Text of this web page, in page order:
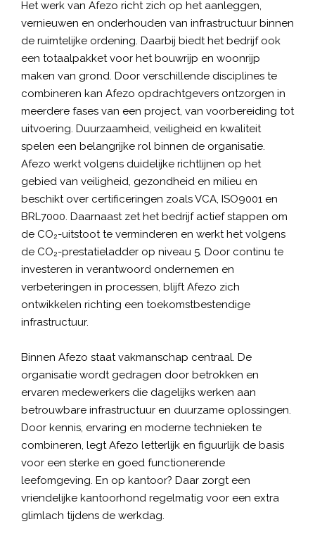
Het werk van Afezo richt zich op het aanleggen,
vernieuwen en onderhouden van infrastructuur binnen
de ruimtelijke ordening. Daarbij biedt het bedrijf ook
een totaalpakket voor het bouwrijp en woonrijp
maken van grond. Door verschillende disciplines te
combineren kan Afezo opdrachtgevers ontzorgen in
meerdere fases van een project, van voorbereiding tot
uitvoering. Duurzaamheid, veiligheid en kwaliteit
spelen een belangrijke rol binnen de organisatie.
Afezo werkt volgens duidelijke richtlijnen op het
gebied van veiligheid, gezondheid en milieu en
beschikt over certificeringen zoals VCA, ISO9001 en
BRL7000. Daarnaast zet het bedrijf actief stappen om
de CO₂-uitstoot te verminderen en werkt het volgens
de CO₂-prestatieladder op niveau 5. Door continu te
investeren in verantwoord ondernemen en
verbeteringen in processen, blijft Afezo zich
ontwikkelen richting een toekomstbestendige
infrastructuur.
Binnen Afezo staat vakmanschap centraal. De
organisatie wordt gedragen door betrokken en
ervaren medewerkers die dagelijks werken aan
betrouwbare infrastructuur en duurzame oplossingen.
Door kennis, ervaring en moderne technieken te
combineren, legt Afezo letterlijk en figuurlijk de basis
voor een sterke en goed functionerende
leefomgeving. En op kantoor? Daar zorgt een
vriendelijke kantoorhond regelmatig voor een extra
glimlach tijdens de werkdag.